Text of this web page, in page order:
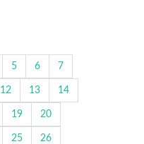
5 6 7
12 13 14
19 20
25 26